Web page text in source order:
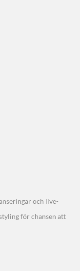
och live-
för chansen att